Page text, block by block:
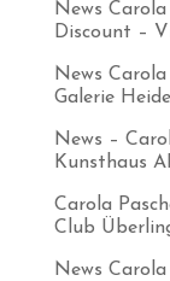
News
Discount –
News
Galerie
News –
Kunsthaus
Carola
Club
News